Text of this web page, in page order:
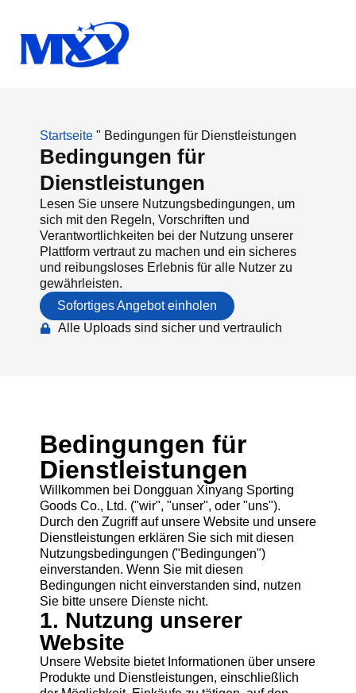
Startseite " Bedingungen für Dienstleistungen
Bedingungen für
Dienstleistungen
Lesen Sie unsere Nutzungsbedingungen, um
sich mit den Regeln, Vorschriften und
Verantwortlichkeiten bei der Nutzung unserer
Plattform vertraut zu machen und ein sicheres
und reibungsloses Erlebnis für alle Nutzer zu
gewährleisten.
Sofortiges Angebot einholen
Alle Uploads sind sicher und vertraulich
Bedingungen für
Dienstleistungen
Willkommen bei Dongguan Xinyang Sporting
Goods Co., Ltd. ("wir", "unser", oder "uns").
Durch den Zugriff auf unsere Website und unsere
Dienstleistungen erklären Sie sich mit diesen
Nutzungsbedingungen ("Bedingungen")
einverstanden. Wenn Sie mit diesen
Bedingungen nicht einverstanden sind, nutzen
Sie bitte unsere Dienste nicht.
1. Nutzung unserer
Website
Unsere Website bietet Informationen über unsere
Produkte und Dienstleistungen, einschließlich